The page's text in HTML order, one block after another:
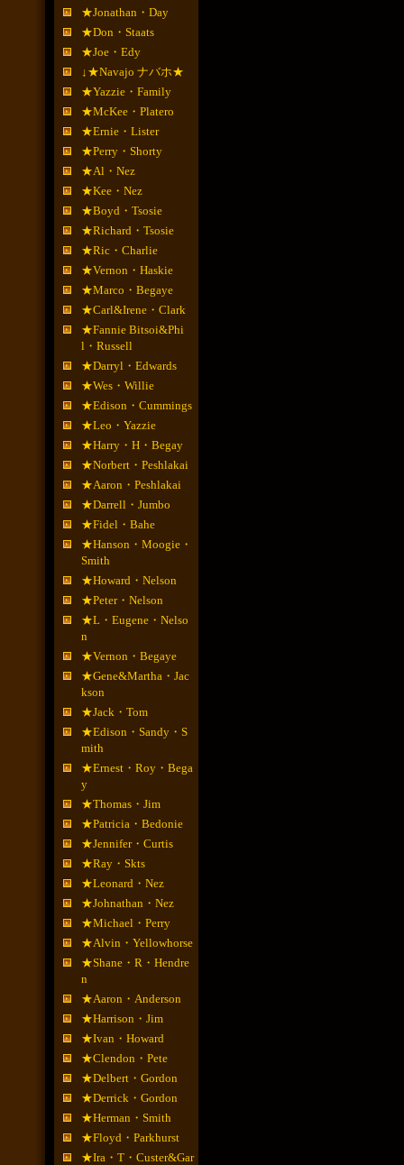
★Jonathan・Day
★Don・Staats
★Joe・Edy
↓★Navajo ナバホ★
★Yazzie・Family
★McKee・Platero
★Ernie・Lister
★Perry・Shorty
★Al・Nez
★Kee・Nez
★Boyd・Tsosie
★Richard・Tsosie
★Ric・Charlie
★Vernon・Haskie
★Marco・Begaye
★Carl&Irene・Clark
★Fannie Bitsoi&Phi
l・Russell
★Darryl・Edwards
★Wes・Willie
★Edison・Cummings
★Leo・Yazzie
★Harry・H・Begay
★Norbert・Peshlakai
★Aaron・Peshlakai
★Darrell・Jumbo
★Fidel・Bahe
★Hanson・Moogie・
Smith
★Howard・Nelson
★Peter・Nelson
★L・Eugene・Nelso
n
★Vernon・Begaye
★Gene&Martha・Jac
kson
★Jack・Tom
★Edison・Sandy・S
mith
★Ernest・Roy・Bega
y
★Thomas・Jim
★Patricia・Bedonie
★Jennifer・Curtis
★Ray・Skts
★Leonard・Nez
★Johnathan・Nez
★Michael・Perry
★Alvin・Yellowhorse
★Shane・R・Hendre
n
★Aaron・Anderson
★Harrison・Jim
★Ivan・Howard
★Clendon・Pete
★Delbert・Gordon
★Derrick・Gordon
★Herman・Smith
★Floyd・Parkhurst
★Ira・T・Custer&Gar